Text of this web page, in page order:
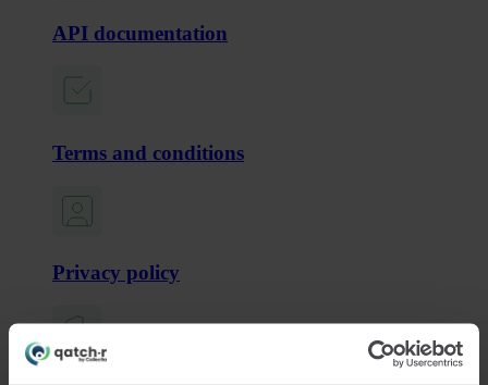
API documentation
Terms and conditions
Privacy policy